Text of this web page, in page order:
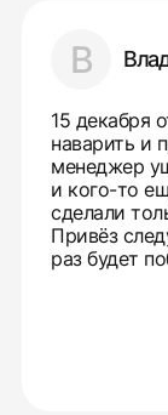
В
15 декабря
наварить и
менеджер
и кого-то
сделали
Привёз
раз будет